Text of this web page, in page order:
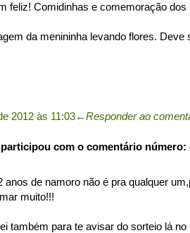
feliz! Comidinhas e comemoração
da menininha levando flores.
2012 às 11:03←Responder ao
com o comentário número:
anos de namoro não é pra qualquer
muito!!!
também para te avisar do sorteio lá